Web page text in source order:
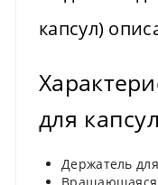
капсул)
для
Держатель
Вращающаяся